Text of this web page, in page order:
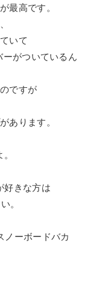
最高です。
いて
がついているん
ですが
あります。
好きな方は
。
ノーボードバカ